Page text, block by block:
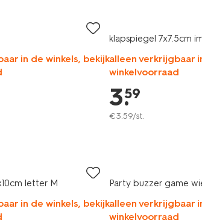
in de winkels, bekijk
klapspiegel 7x7.5cm
alleen verkrijgbaar
winkelvoorraad
3.
59
€3.59/st.
letter M
in de winkels, bekijk
Party buzzer game
alleen verkrijgbaar
winkelvoorraad